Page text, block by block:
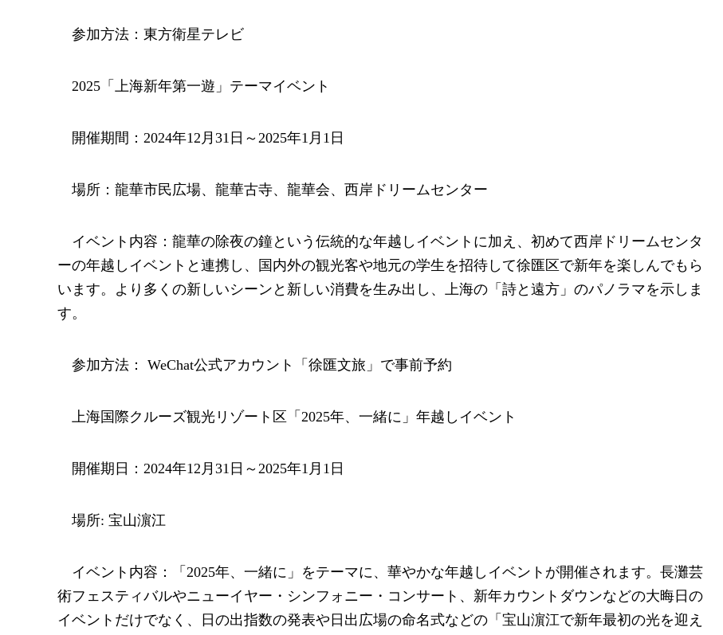
参加方法：東方衛星テレビ
2025「上海新年第一遊」テーマイベント
開催期間：2024年12月31日～2025年1月1日
場所：龍華市民広場、龍華古寺、龍華会、西岸ドリームセンター
イベント内容：龍華の除夜の鐘という伝統的な年越しイベントに加え、初めて西岸ドリームセンタ
ーの年越しイベントと連携し、国内外の観光客や地元の学生を招待して徐匯区で新年を楽しんでもら
います。より多くの新しいシーンと新しい消費を生み出し、上海の「詩と遠方」のパノラマを示しま
す。
参加方法： WeChat公式アカウント「徐匯文旅」で事前予約
上海国際クルーズ観光リゾート区「2025年、一緒に」年越しイベント
開催期日：2024年12月31日～2025年1月1日
場所: 宝山濵江
イベント内容：「2025年、一緒に」をテーマに、華やかな年越しイベントが開催されます。長灘芸
術フェスティバルやニューイヤー・シンフォニー・コンサート、新年カウントダウンなどの大晦日の
イベントだけでなく、日の出指数の発表や日出広場の命名式などの「宝山濵江で新年最初の光を迎え